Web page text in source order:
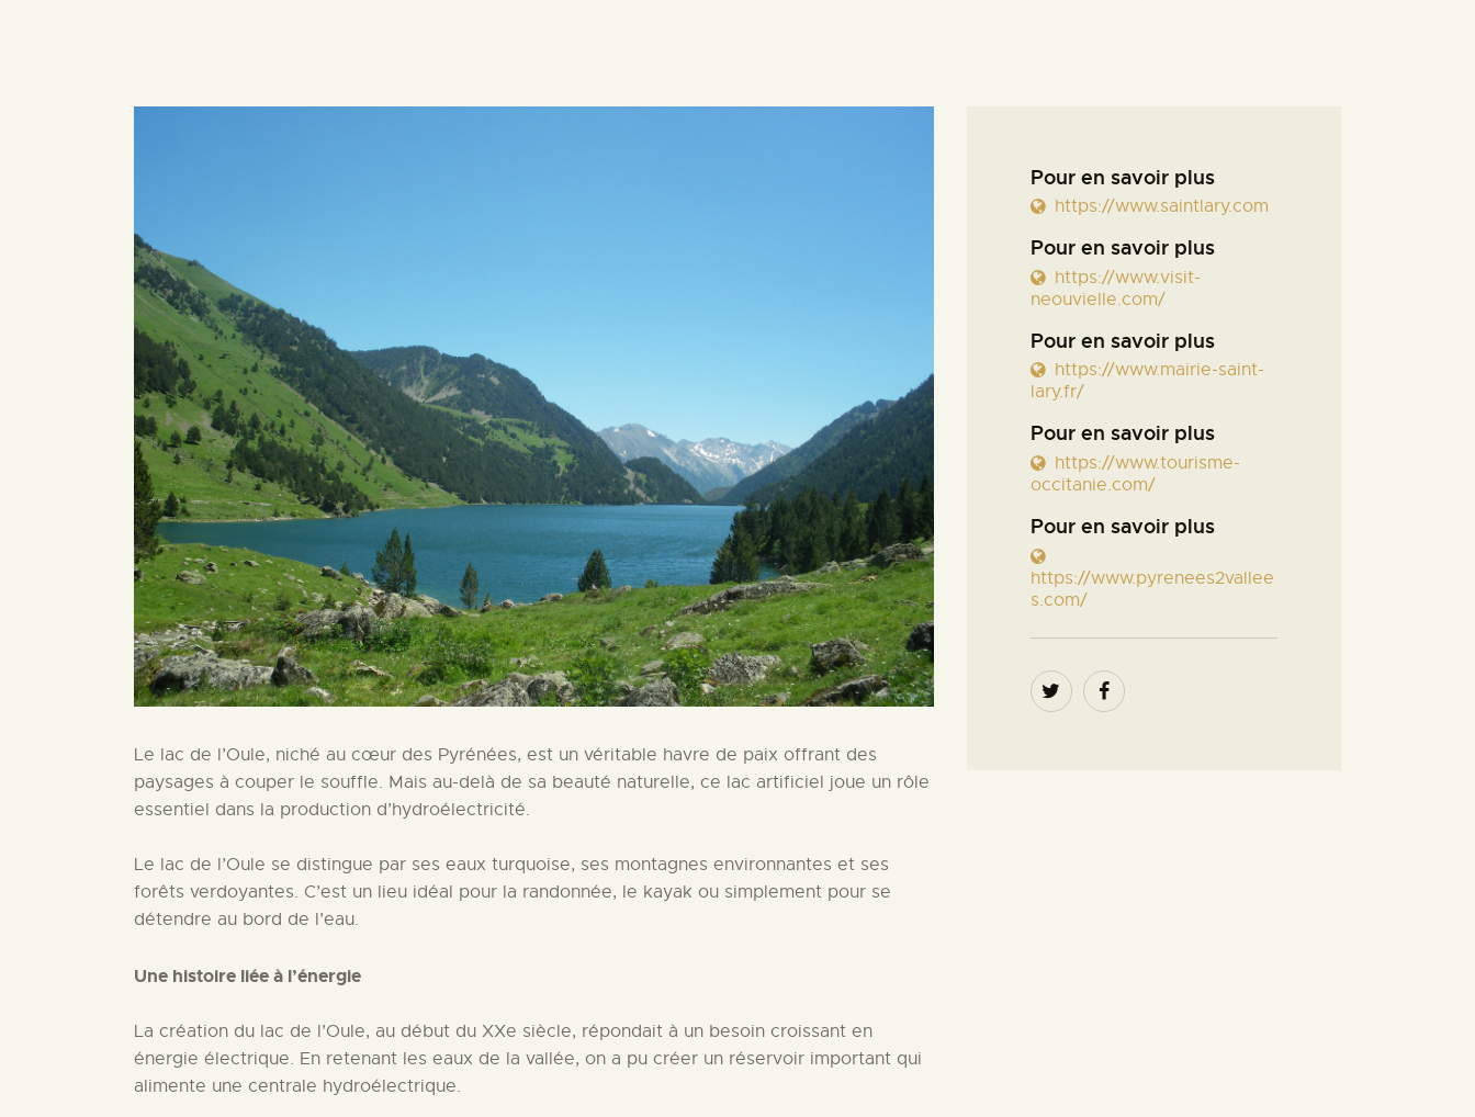
Le lac de l’Oule, niché au cœur des Pyrénées, est un véritable havre de paix offrant des
paysages à couper le souffle. Mais au-delà de sa beauté naturelle, ce lac artificiel joue un rôle
essentiel dans la production d’hydroélectricité.
Le lac de l’Oule se distingue par ses eaux turquoise, ses montagnes environnantes et ses
forêts verdoyantes. C’est un lieu idéal pour la randonnée, le kayak ou simplement pour se
détendre au bord de l’eau.
Une histoire liée à l’énergie
La création du lac de l’Oule, au début du XXe siècle, répondait à un besoin croissant en
énergie électrique. En retenant les eaux de la vallée, on a pu créer un réservoir important qui
alimente une centrale hydroélectrique.
Pour en savoir plus
https://www.saintlary.com
Pour en savoir plus
https://www.visit-
neouvielle.com/
Pour en savoir plus
https://www.mairie-saint-
lary.fr/
Pour en savoir plus
https://www.tourisme-
occitanie.com/
Pour en savoir plus
https://www.pyrenees2vallee
s.com/